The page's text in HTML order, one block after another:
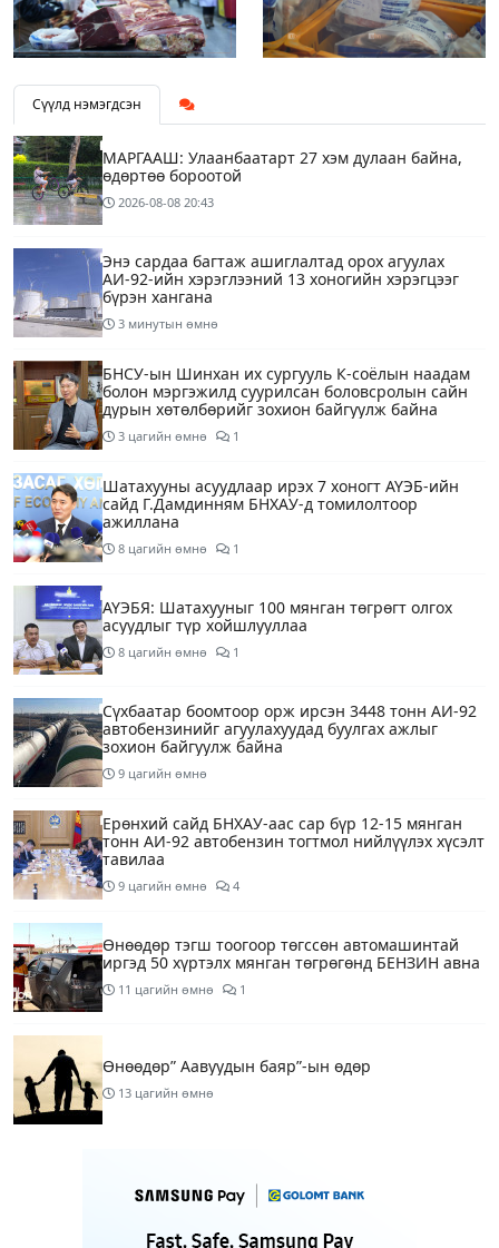
Сүүлд нэмэгдсэн
МАРГААШ: Улаанбаатарт 27 хэм дулаан байна,
өдөртөө бороотой
2026-08-08 20:43
Энэ сардаа багтаж ашиглалтад орох агуулах
АИ-92-ийн хэрэглээний 13 хоногийн хэрэгцээг
бүрэн хангана
3 минутын өмнө
БНСУ-ын Шинхан их сургууль К-соёлын наадам
болон мэргэжилд суурилсан боловсролын сайн
дурын хөтөлбөрийг зохион байгуулж байна
3 цагийн өмнө 1
Шатахууны асуудлаар ирэх 7 хоногт АҮЭБ-ийн
сайд Г.Дамдинням БНХАУ-д томилолтоор
ажиллана
8 цагийн өмнө 1
АҮЭБЯ: Шатахууныг 100 мянган төгрөгт олгох
асуудлыг түр хойшлууллаа
8 цагийн өмнө 1
Сүхбаатар боомтоор орж ирсэн 3448 тонн АИ-92
автобензинийг агуулахуудад буулгах ажлыг
зохион байгуулж байна
9 цагийн өмнө
Ерөнхий сайд БНХАУ-аас сар бүр 12-15 мянган
тонн АИ-92 автобензин тогтмол нийлүүлэх хүсэлт
тавилаа
9 цагийн өмнө 4
Өнөөдөр тэгш тоогоор төгссөн автомашинтай
иргэд 50 хүртэлх мянган төгрөгөнд БЕНЗИН авна
11 цагийн өмнө 1
Өнөөдөр” Аавуудын баяр”-ын өдөр
13 цагийн өмнө
Улаанбаатарт 31 хэм дулаан байна
15 цагийн өмнө